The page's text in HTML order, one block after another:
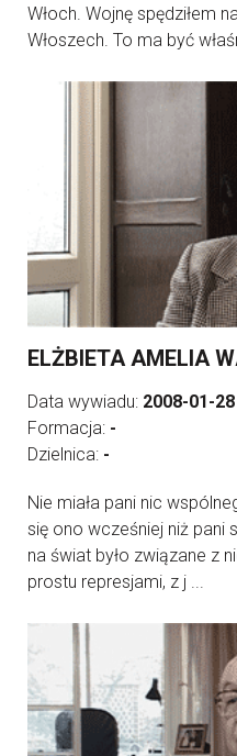
Włoch. Wojnę spędziłem
Włoszech. To ma być
ELŻBIETA AMELIA
Data wywiadu: 2008-01-28
Formacja: -
Dzielnica: -
Nie miała pani nic
się ono wcześniej niż pani
na świat było związane z
prostu represjami, z j ...